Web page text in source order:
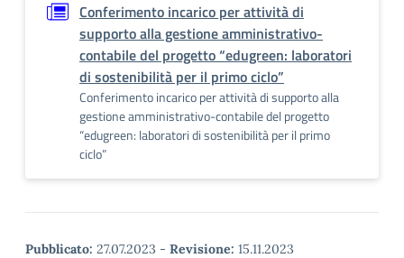
Conferimento incarico per attività di
supporto alla gestione amministrativo-
contabile del progetto “edugreen: laboratori
di sostenibilità per il primo ciclo”
Conferimento incarico per attività di supporto alla
gestione amministrativo-contabile del progetto
“edugreen: laboratori di sostenibilità per il primo
ciclo”
Pubblicato: 27.07.2023 - Revisione: 15.11.2023